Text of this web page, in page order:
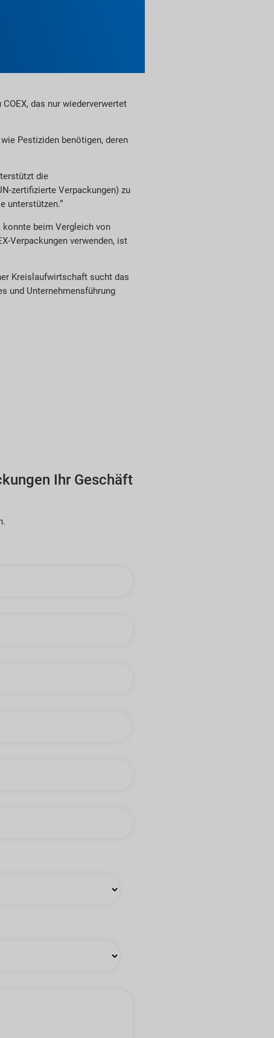
das nur wiederverwertet
Pestiziden benötigen, deren
die
zertifizierte Verpackungen) zu
unterstützen.“
konnte beim Vergleich von
Verpackungen verwenden, ist
Kreislaufwirtschaft sucht das
und Unternehmensführung
Ihr Geschäft